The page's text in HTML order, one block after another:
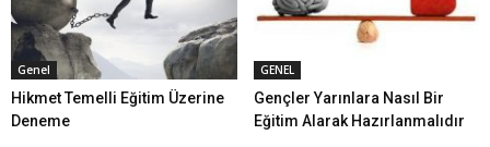
Genel
Hikmet Temelli Eğitim Üzerine
Deneme
GENEL
Gençler Yarınlara Nasıl Bir
Eğitim Alarak Hazırlanmalıdır